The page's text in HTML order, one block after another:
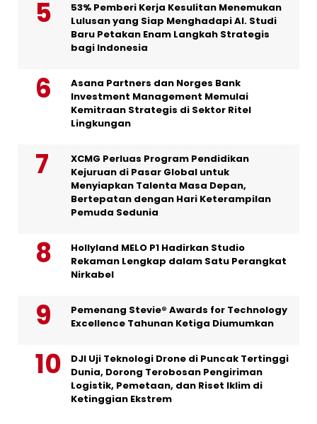
53% Pemberi Kerja Kesulitan Menemukan
Lulusan yang Siap Menghadapi AI. Studi
Baru Petakan Enam Langkah Strategis
bagi Indonesia
Asana Partners dan Norges Bank
Investment Management Memulai
Kemitraan Strategis di Sektor Ritel
Lingkungan
XCMG Perluas Program Pendidikan
Kejuruan di Pasar Global untuk
Menyiapkan Talenta Masa Depan,
Bertepatan dengan Hari Keterampilan
Pemuda Sedunia
Hollyland MELO P1 Hadirkan Studio
Rekaman Lengkap dalam Satu Perangkat
Nirkabel
Pemenang Stevie® Awards for Technology
Excellence Tahunan Ketiga Diumumkan
DJI Uji Teknologi Drone di Puncak Tertinggi
Dunia, Dorong Terobosan Pengiriman
Logistik, Pemetaan, dan Riset Iklim di
Ketinggian Ekstrem